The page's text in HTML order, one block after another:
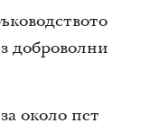
доброволни
около пет